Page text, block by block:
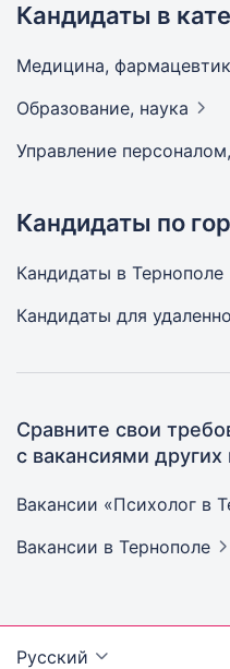
Кандидаты в
Медицина,
Образование, наука
Управление персоналом,
Кандидаты по
Кандидаты в Тернополе
Кандидаты для
Сравните свои
с вакансиями
Вакансии «Психолог в
Вакансии в Тернополе
Русский